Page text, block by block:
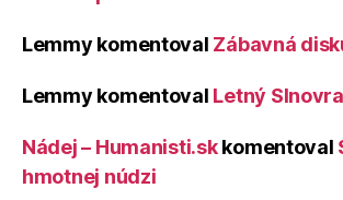
Lemmy komentoval Zábavná
Lemmy komentoval Letný
Nádej – Humanisti.skkomentoval
hmotnej núdzi